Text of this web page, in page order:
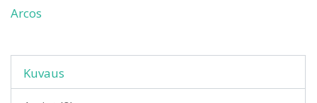
Arcos
Kuvaus